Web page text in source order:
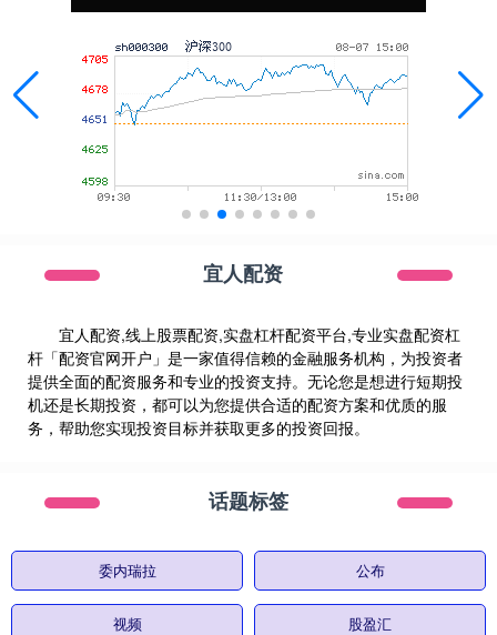
宜人配资
宜人配资,线上股票配资,实盘杠杆配资平台,专业实盘配资杠
杆「配资官网开户」是一家值得信赖的金融服务机构，为投资者
提供全面的配资服务和专业的投资支持。无论您是想进行短期投
机还是长期投资，都可以为您提供合适的配资方案和优质的服
务，帮助您实现投资目标并获取更多的投资回报。
话题标签
委内瑞拉 公布
视频 股盈汇